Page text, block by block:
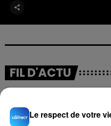
FIL D'ACTU
Le respect de votre